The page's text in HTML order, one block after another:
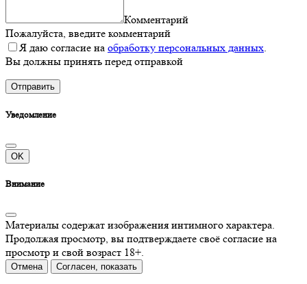
Комментарий
Пожалуйста, введите комментарий
Я даю согласие на обработку персональных данных.
Вы должны принять перед отправкой
Отправить
Уведомление
OK
Внимание
Материалы содержат изображения интимного характера.
Продолжая просмотр, вы подтверждаете своё согласие на
просмотр и свой возраст 18+.
Отмена Согласен, показать